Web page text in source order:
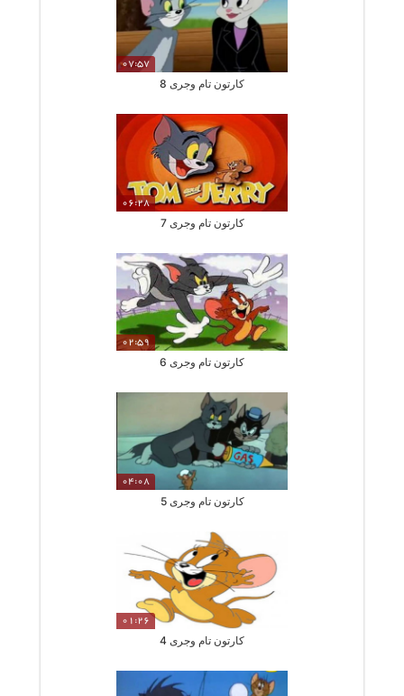
07:57
کارتون تام وجری 8
06:28
کارتون تام وجری 7
02:59
کارتون تام وجری 6
04:08
کارتون تام وجری 5
01:26
کارتون تام وجری 4